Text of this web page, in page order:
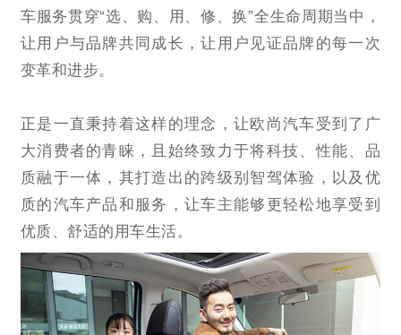
车服务贯穿“选、购、用、修、换”全生命周期当中，
让用户与品牌共同成长，让用户见证品牌的每一次
变革和进步。
正是一直秉持着这样的理念，让欧尚汽车受到了广
大消费者的青睐，且始终致力于将科技、性能、品
质融于一体，其打造出的跨级别智驾体验，以及优
质的汽车产品和服务，让车主能够更轻松地享受到
优质、舒适的用车生活。